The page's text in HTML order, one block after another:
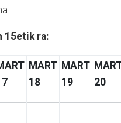
15etik ra:
MART
18
MART
19
20